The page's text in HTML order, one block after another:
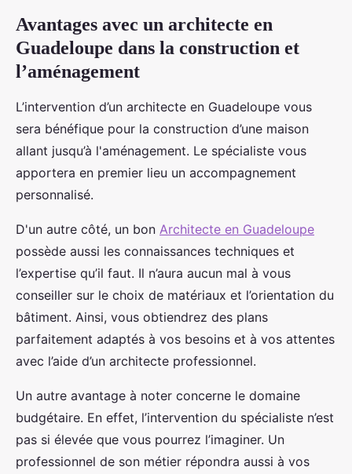
Avantages avec un architecte en
Guadeloupe dans la construction et
l’aménagement
L’intervention d’un architecte en Guadeloupe vous
sera bénéfique pour la construction d’une maison
allant jusqu’à l'aménagement. Le spécialiste vous
apportera en premier lieu un accompagnement
personnalisé.
D'un autre côté, un bon Architecte en Guadeloupe
possède aussi les connaissances techniques et
l’expertise qu’il faut. Il n’aura aucun mal à vous
conseiller sur le choix de matériaux et l’orientation du
bâtiment. Ainsi, vous obtiendrez des plans
parfaitement adaptés à vos besoins et à vos attentes
avec l’aide d’un architecte professionnel.
Un autre avantage à noter concerne le domaine
budgétaire. En effet, l’intervention du spécialiste n’est
pas si élevée que vous pourrez l’imaginer. Un
professionnel de son métier répondra aussi à vos